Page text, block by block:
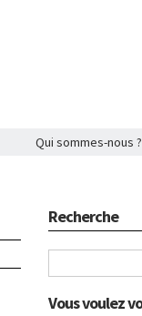
Qui sommes-nous ?
Recherche
Vous voulez